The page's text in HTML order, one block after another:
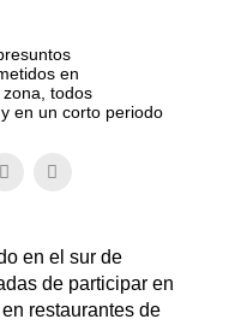
en
todos
en un corto periodo
en el sur de
de participar en
restaurantes de